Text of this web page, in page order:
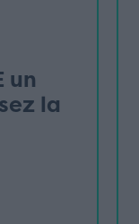
un
la